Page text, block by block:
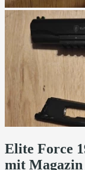
Elite Force
mit Magazin